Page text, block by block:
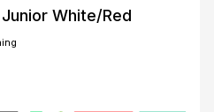
White/Red